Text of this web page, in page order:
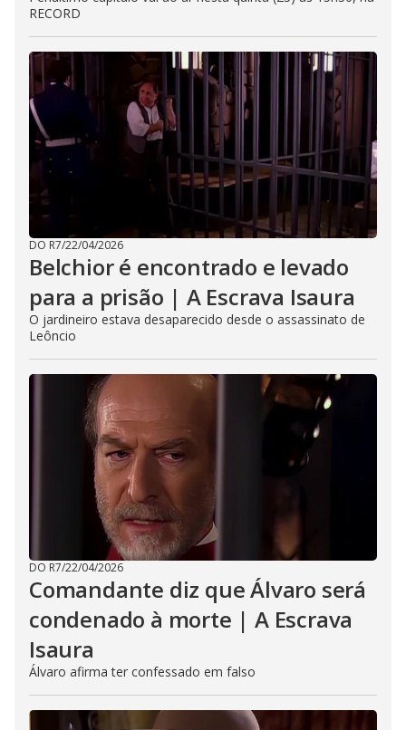
RECORD
DO R7/22/04/2026
Belchior é encontrado e levado
para a prisão | A Escrava Isaura
O jardineiro estava desaparecido desde o assassinato de
Leôncio
DO R7/22/04/2026
Comandante diz que Álvaro será
condenado à morte | A Escrava
Isaura
Álvaro afirma ter confessado em falso